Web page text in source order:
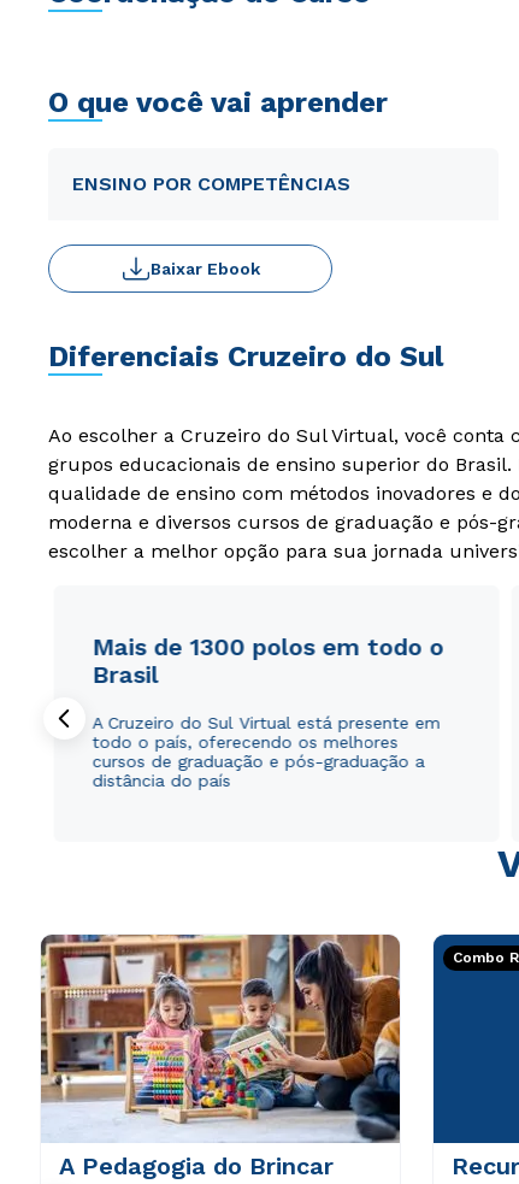
O que você vai aprender
ENSINO POR COMPETÊNCIAS
Baixar Ebook
Diferenciais Cruzeiro do Sul
Ao escolher a Cruzeiro do Sul Virtual, você
grupos educacionais de ensino superior do
qualidade de ensino com métodos inovadores e
moderna e diversos cursos de graduação e pós-
escolher a melhor opção para sua jornada
Mais de 1300 polos em todo o
Brasil
A Cruzeiro do Sul Virtual está presente em
todo o país, oferecendo os melhores
cursos de graduação e pós-graduação a
distância do país
A Pedagogia do Brincar
Combo